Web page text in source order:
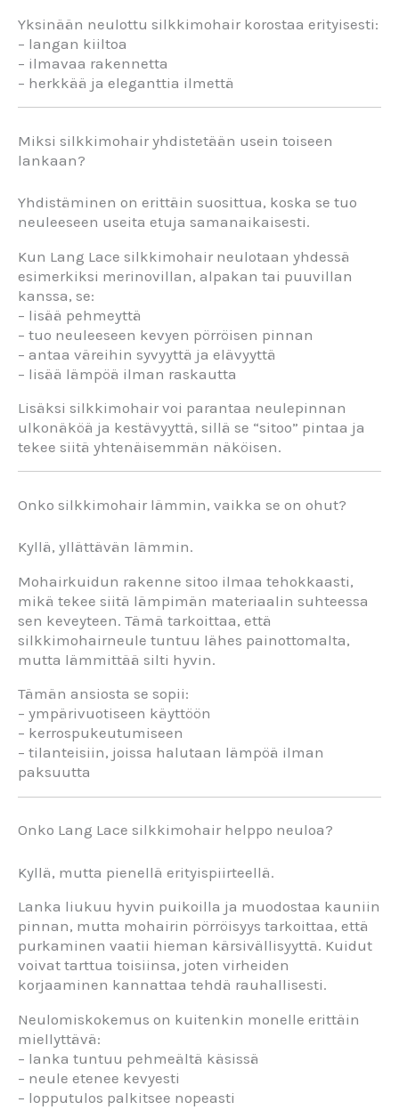
Yksinään neulottu silkkimohair korostaa erityisesti:
– langan kiiltoa
– ilmavaa rakennetta
– herkkää ja eleganttia ilmettä
Miksi silkkimohair yhdistetään usein toiseen
lankaan?
Yhdistäminen on erittäin suosittua, koska se tuo
neuleeseen useita etuja samanaikaisesti.
Kun Lang Lace silkkimohair neulotaan yhdessä
esimerkiksi merinovillan, alpakan tai puuvillan
kanssa, se:
– lisää pehmeyttä
– tuo neuleeseen kevyen pörröisen pinnan
– antaa väreihin syvyyttä ja elävyyttä
– lisää lämpöä ilman raskautta
Lisäksi silkkimohair voi parantaa neulepinnan
ulkonäköä ja kestävyyttä, sillä se “sitoo” pintaa ja
tekee siitä yhtenäisemmän näköisen.
Onko silkkimohair lämmin, vaikka se on ohut?
Kyllä, yllättävän lämmin.
Mohairkuidun rakenne sitoo ilmaa tehokkaasti,
mikä tekee siitä lämpimän materiaalin suhteessa
sen keveyteen. Tämä tarkoittaa, että
silkkimohairneule tuntuu lähes painottomalta,
mutta lämmittää silti hyvin.
Tämän ansiosta se sopii:
– ympärivuotiseen käyttöön
– kerrospukeutumiseen
– tilanteisiin, joissa halutaan lämpöä ilman
paksuutta
Onko Lang Lace silkkimohair helppo neuloa?
Kyllä, mutta pienellä erityispiirteellä.
Lanka liukuu hyvin puikoilla ja muodostaa kauniin
pinnan, mutta mohairin pörröisyys tarkoittaa, että
purkaminen vaatii hieman kärsivällisyyttä. Kuidut
voivat tarttua toisiinsa, joten virheiden
korjaaminen kannattaa tehdä rauhallisesti.
Neulomiskokemus on kuitenkin monelle erittäin
miellyttävä:
– lanka tuntuu pehmeältä käsissä
– neule etenee kevyesti
– lopputulos palkitsee nopeasti